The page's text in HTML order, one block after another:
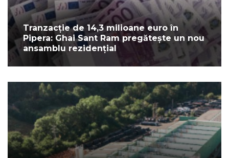
Tranzacție de 14,3 milioane euro în
Pipera: Ghai Sant Ram pregătește un nou
ansamblu rezidențial